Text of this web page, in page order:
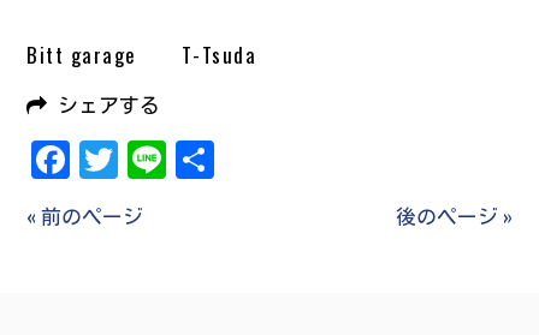
Bitt garage T-Tsuda
シェアする
Facebook
Twitter
Line
« 前のページ 後のページ »